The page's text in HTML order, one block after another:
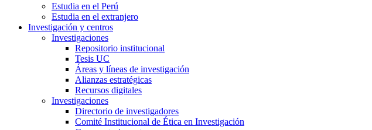
Estudia en el Perú
Estudia en el extranjero
Investigación y centros
Investigaciones
Repositorio institucional
Tesis UC
Áreas y líneas de investigación
Alianzas estratégicas
Recursos digitales
Investigaciones
Directorio de investigadores
Comité Institucional de Ética en Investigación